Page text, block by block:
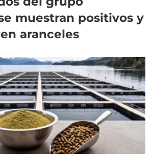
muestran positivos y
aranceles